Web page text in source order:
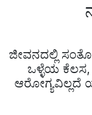
ಜೀವನದಲ್ಲಿ
ಒಳ್ಳೆಯ
ಆರೋಗ್ಯವಿಲ್ಲದೆ